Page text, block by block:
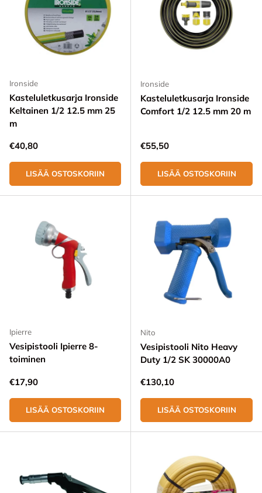
Ironside
Kasteluletkusarja Ironside
Keltainen 1/2 12.5 mm 25
m
Normaali hinta
€40,80
LISÄÄ OSTOSKORIIN
Ironside
Kasteluletkusarja Ironside
Comfort 1/2 12.5 mm 20 m
Normaali hinta
€55,50
LISÄÄ OSTOSKORIIN
Ipierre
Vesipistooli Ipierre 8-
toiminen
Normaali hinta
€17,90
LISÄÄ OSTOSKORIIN
Nito
Vesipistooli Nito Heavy
Duty 1/2 SK 30000A0
Normaali hinta
€130,10
LISÄÄ OSTOSKORIIN